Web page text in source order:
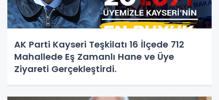
AK Parti Kayseri Teşkilatı 16 İlçede 712
Mahallede Eş Zamanlı Hane ve Üye
Ziyareti Gerçekleştirdi.